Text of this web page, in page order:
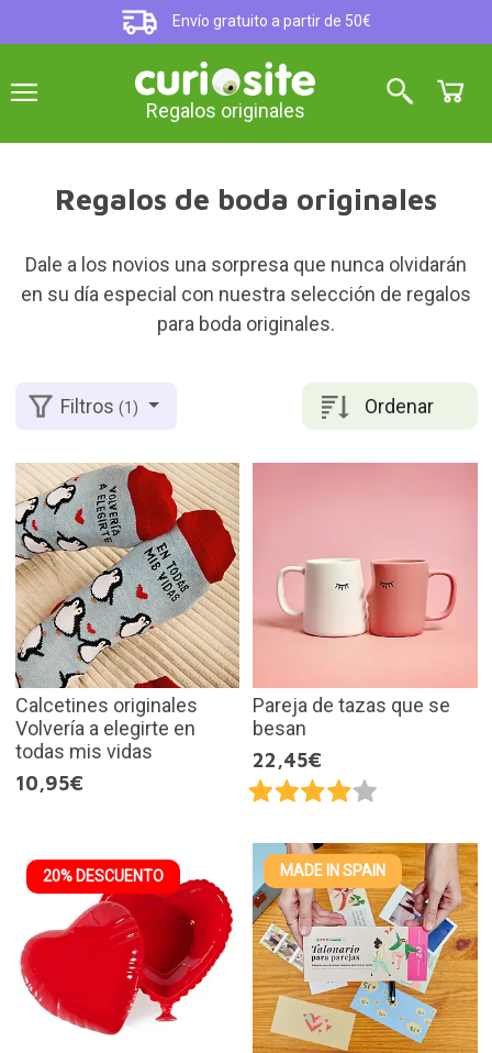
Envío gratuito a partir de 50€
Regalos originales
Regalos de boda originales
Dale a los novios una sorpresa que nunca olvidarán
en su día especial con nuestra selección de regalos
para boda originales.
Ordenar
Filtros(1)
Calcetines originales
Volvería a elegirte en
todas mis vidas
10,95€
Pareja de tazas que se
besan
22,45€
20% DESCUENTO MADE IN SPAIN